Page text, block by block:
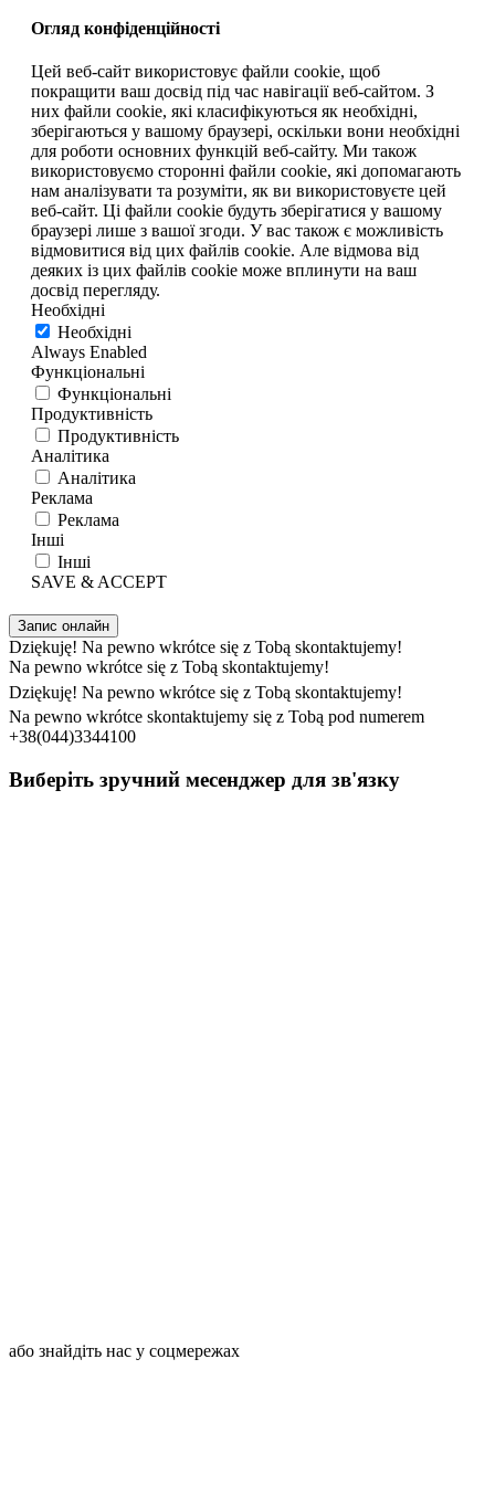
Огляд конфіденційності
Цей веб-сайт використовує файли cookie, щоб
покращити ваш досвід під час навігації веб-сайтом. З
них файли cookie, які класифікуються як необхідні,
зберігаються у вашому браузері, оскільки вони необхідні
для роботи основних функцій веб-сайту. Ми також
використовуємо сторонні файли cookie, які допомагають
нам аналізувати та розуміти, як ви використовуєте цей
веб-сайт. Ці файли cookie будуть зберігатися у вашому
браузері лише з вашої згоди. У вас також є можливість
відмовитися від цих файлів cookie. Але відмова від
деяких із цих файлів cookie може вплинути на ваш
досвід перегляду.
Необхідні
Необхідні
Always Enabled
Функціональні
Функціональні
Продуктивність
Продуктивність
Аналітика
Аналітика
Реклама
Реклама
Інші
Інші
SAVE & ACCEPT
Запис онлайн
Dziękuję! Na pewno wkrótce się z Tobą skontaktujemy!
Na pewno wkrótce się z Tobą skontaktujemy!
Dziękuję! Na pewno wkrótce się z Tobą skontaktujemy!
Na pewno wkrótce skontaktujemy się z Tobą pod numerem
+38(044)3344100
Виберіть зручний месенджер для зв'язку
або знайдіть нас у соцмережах